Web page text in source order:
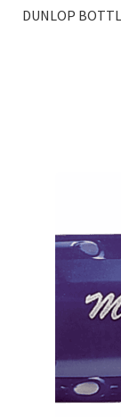
DUNLOP